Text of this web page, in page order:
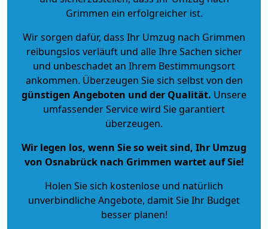
Grimmen ein erfolgreicher ist.
Wir sorgen dafür, dass Ihr Umzug nach Grimmen
reibungslos verläuft und alle Ihre Sachen sicher
und unbeschadet an Ihrem Bestimmungsort
ankommen. Überzeugen Sie sich selbst von den
günstigen Angeboten und der Qualität. Unsere
umfassender Service wird Sie garantiert
überzeugen.
Wir legen los, wenn Sie so weit sind, Ihr Umzug
von Osnabrück nach Grimmen wartet auf Sie!
Holen Sie sich kostenlose und natürlich
unverbindliche Angebote, damit Sie Ihr Budget
besser planen!